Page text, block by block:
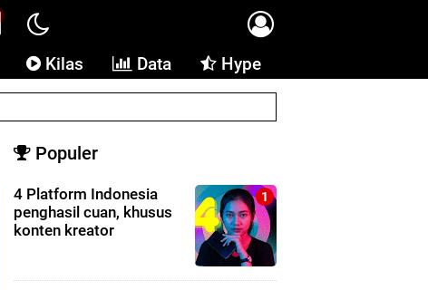
Kilas Data Hype
Populer
4 Platform Indonesia
penghasil cuan, khusus
konten kreator